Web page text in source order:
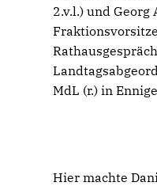
2.v.l.) und Georg
MdL (r.) in
Hier machte